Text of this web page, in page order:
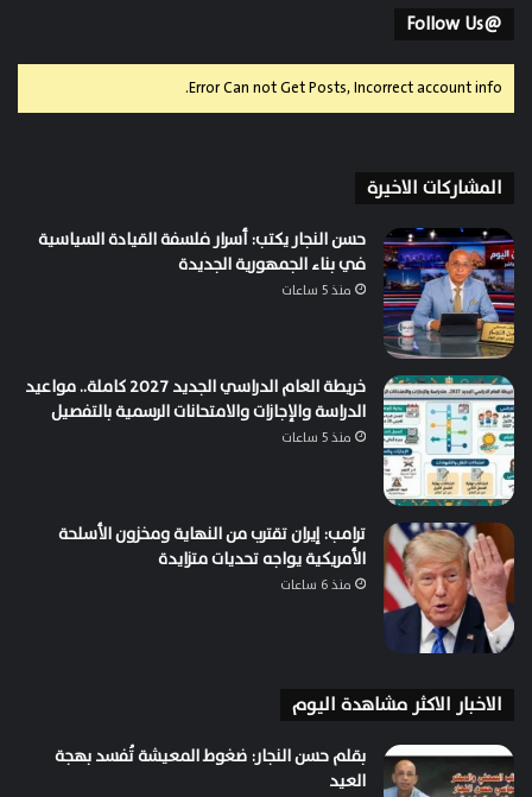
@Follow Us
Error Can not Get Posts, Incorrect account info.
المشاركات الاخيرة
حسن النجار يكتب: أسرار فلسفة القيادة السياسية
في بناء الجمهورية الجديدة
منذ 5 ساعات
خريطة العام الدراسي الجديد 2027 كاملة.. مواعيد
الدراسة والإجازات والامتحانات الرسمية بالتفصيل
منذ 5 ساعات
ترامب: إيران تقترب من النهاية ومخزون الأسلحة
الأمريكية يواجه تحديات متزايدة
منذ 6 ساعات
الاخبار الاكثر مشاهدة اليوم
بقلم حسن النجار: ضغوط المعيشة تُفسد بهجة
العيد